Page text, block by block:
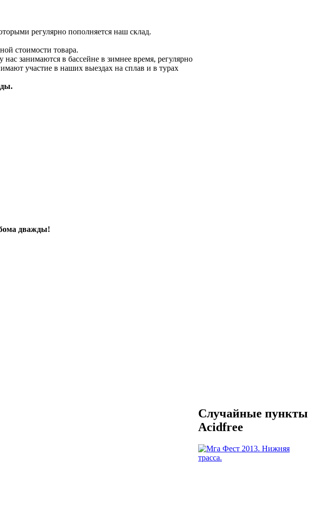
регулярно пополняется наш склад.
стоимости товара.
занимаются в бассейне в зимнее время, регулярно
участие в наших выездах на сплав и в турах
дважды!
Случайные пункты
Acidfree